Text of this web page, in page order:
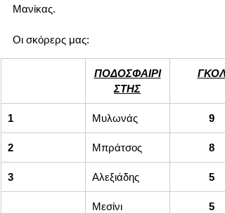
Μανίκας.
Οι σκόρερς μας:
ΠΟΔΟΣΦΑΙΡΙ
ΣΤΗΣ
ΓΚΟΛ
1 Μυλωνάς 9
2 Μπράτσος 8
3 Αλεξιάδης 5
Μεσίνι 5